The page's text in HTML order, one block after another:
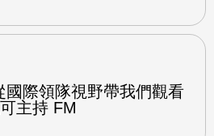
國際領隊視野帶我們觀看
主持 FM